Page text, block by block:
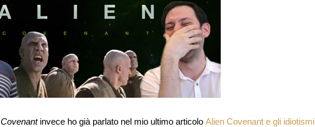
Covenantinvece ho già parlato nel mio ultimo articolo Alien Covenant e gli idiotismi